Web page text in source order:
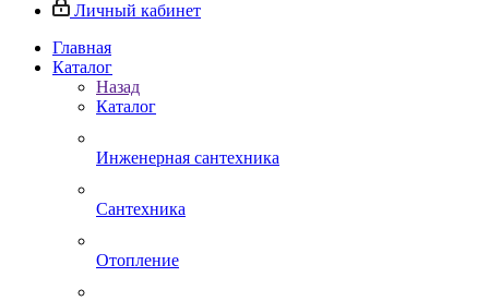
Личный кабинет
Главная
Каталог
Назад
Каталог
Инженерная сантехника
Сантехника
Отопление